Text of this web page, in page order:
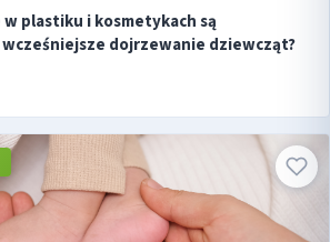
plastiku i kosmetykach są
dojrzewanie dziewcząt?